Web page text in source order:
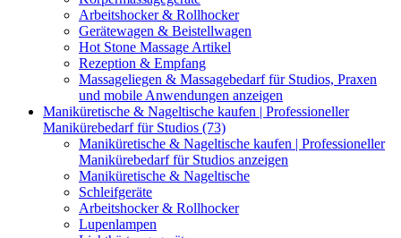
Arbeitshocker & Rollhocker
Gerätewagen & Beistellwagen
Hot Stone Massage Artikel
Rezeption & Empfang
Massageliegen & Massagebedarf für Studios, Praxen
und mobile Anwendungen anzeigen
Maniküretische & Nageltische kaufen | Professioneller
Manikürebedarf für Studios (73)
Maniküretische & Nageltische kaufen | Professioneller
Manikürebedarf für Studios anzeigen
Maniküretische & Nageltische
Schleifgeräte
Arbeitshocker & Rollhocker
Lupenlampen